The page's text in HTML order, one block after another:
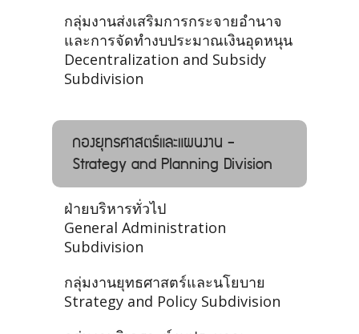
กลุ่มงานส่งเสริมการกระจายอำนาจ
และการจัดทำงบประมาณเงินอุดหนุน
Decentralization and Subsidy
Subdivision
กองยุทธศาสตร์และแผนงาน -
Strategy and Planning Division
ฝ่ายบริหารทั่วไป
General Administration
Subdivision
กลุ่มงานยุทธศาสตร์และนโยบาย
Strategy and Policy Subdivision